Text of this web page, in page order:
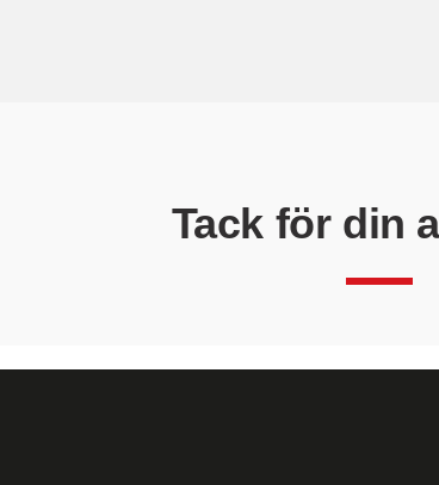
Tack för din